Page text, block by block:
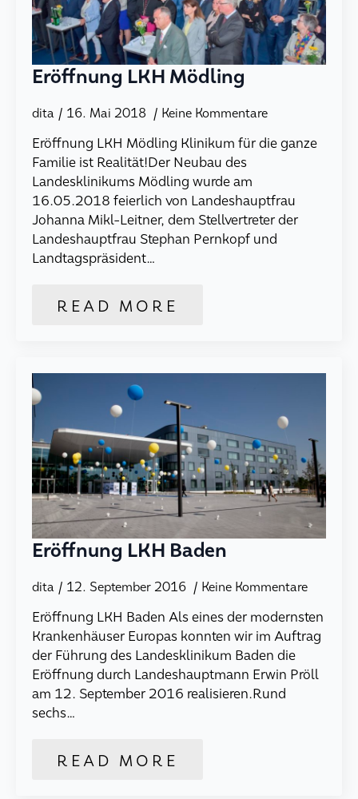
Eröffnung LKH Mödling
dita 16. Mai 2018 Keine Kommentare
Eröffnung LKH Mödling Klinikum für die ganze
Familie ist Realität!Der Neubau des
Landesklinikums Mödling wurde am
16.05.2018 feierlich von Landeshauptfrau
Johanna Mikl-Leitner, dem Stellvertreter der
Landeshauptfrau Stephan Pernkopf und
Landtagspräsident…
READ MORE
Eröffnung LKH Baden
dita 12. September 2016 Keine Kommentare
Eröffnung LKH Baden Als eines der modernsten
Krankenhäuser Europas konnten wir im Auftrag
der Führung des Landesklinikum Baden die
Eröffnung durch Landeshauptmann Erwin Pröll
am 12. September 2016 realisieren.Rund
sechs…
READ MORE